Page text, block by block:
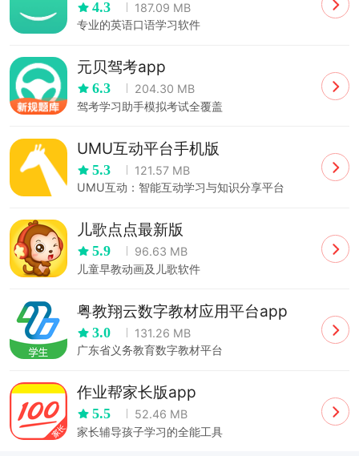
4.3
187.09 MB
专业的英语口语学习软件
元贝驾考app
6.3
204.30 MB
驾考学习助手模拟考试全覆盖
UMU互动平台手机版
5.3
121.57 MB
UMU互动：智能互动学习与知识分享平台
儿歌点点最新版
5.9
96.63 MB
儿童早教动画及儿歌软件
粤教翔云数字教材应用平台app
3.0
131.26 MB
广东省义务教育数字教材平台
作业帮家长版app
5.5
52.46 MB
家长辅导孩子学习的全能工具